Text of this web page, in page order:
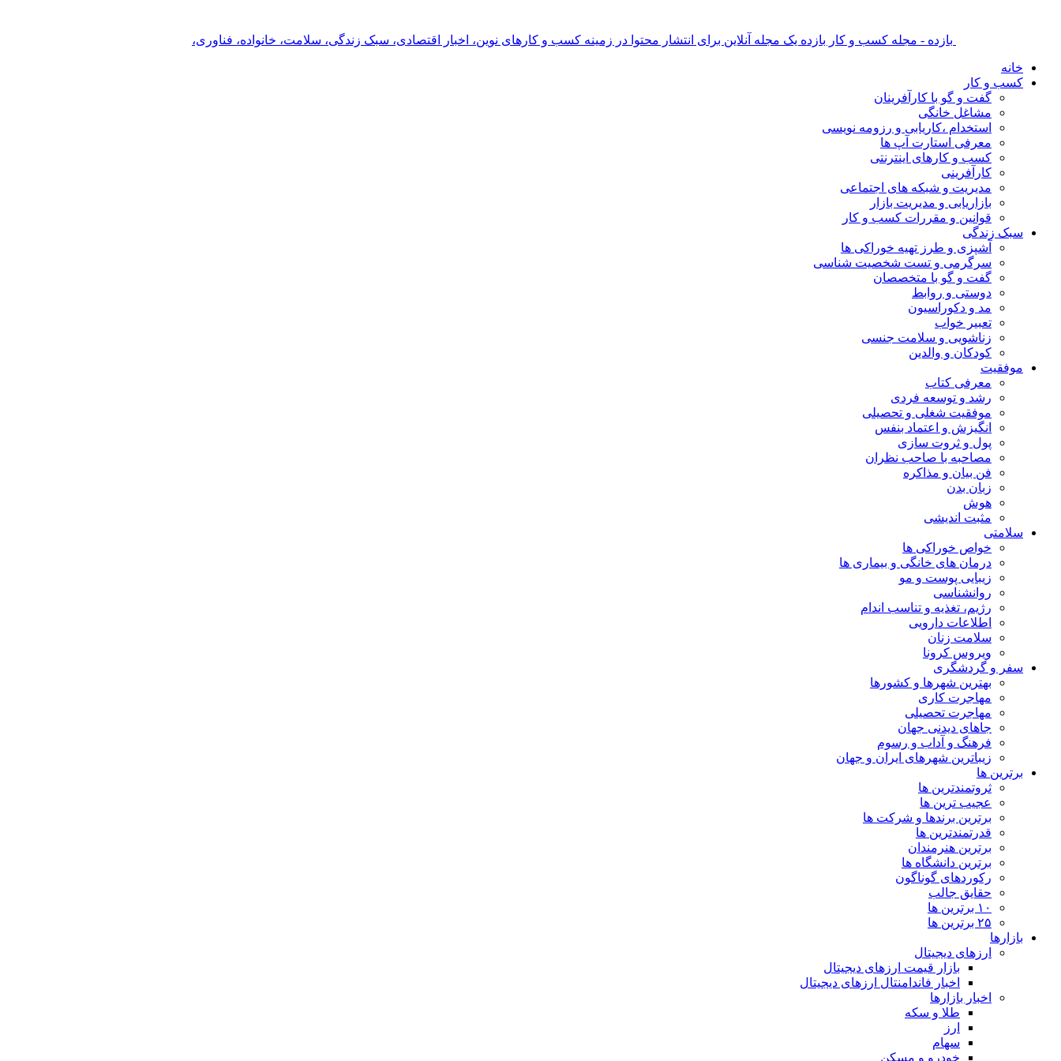
بازده - مجله کسب و کار بازده یک مجله آنلاین برای انتشار محتوا در زمینه کسب و کارهای نوین، اخبار اقتصادی، سبک زندگی، سلامت، خانواده، فناوری،
خانه
کسب و کار
گفت و گو با کارآفرینان
مشاغل خانگی
استخدام ،کاریابی و رزومه نویسی
معرفی استارت آپ ها
کسب و کارهای اینترنتی
کارآفرینی
مدیریت و شبکه های اجتماعی
بازاریابی و مدیریت بازار
قوانین و مقررات کسب و کار
سبک زندگی
آشپزی و طرز تهیه خوراکی ها
سرگرمی و تست شخصیت شناسی
گفت و گو با متخصصان
دوستی و روابط
مد و دکوراسیون
تعبیر خواب
زناشویی و سلامت جنسی
کودکان و والدین
موفقیت
معرفی کتاب
رشد و توسعه فردی
موفقیت شغلی و تحصیلی
انگیزش و اعتماد بنفس
پول و ثروت سازی
مصاحبه با صاحب نظران
فن بیان و مذاکره
زبان بدن
هوش
مثبت اندیشی
سلامتی
خواص خوراکی ها
درمان های خانگی و بیماری ها
زیبایی پوست و مو
روانشناسی
رژیم، تغذیه و تناسب اندام
اطلاعات دارویی
سلامت زنان
ویروس کرونا
سفر و گردشگری
بهترین شهرها و کشورها
مهاجرت کاری
مهاجرت تحصیلی
جاهای دیدنی جهان
فرهنگ و آداب و رسوم
زیباترین شهرهای ایران و جهان
برترین ها
ثروتمندترین ها
عجیب ترین ها
برترین برندها و شرکت ها
قدرتمندترین ها
برترین هنرمندان
برترین دانشگاه ها
رکوردهای گوناگون
حقایق جالب
۱۰ برترین ها
۲۵ برترین ها
بازارها
ارزهای دیجیتال
بازار قیمت ارزهای دیجیتال
اخبار فاندامنتال ارزهای دیجیتال
اخبار بازارها
طلا و سکه
ارز
سهام
خودرو و مسکن